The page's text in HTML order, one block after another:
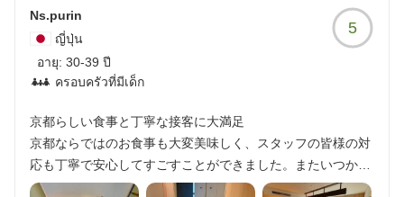
またお帰りいただけます日を、スタッフ一同心よりお待
ち申し上げております。
ピタリティ溢れるサービスありがとうございました」と
のお言葉は、私どもにとりまして何よりの励みでござい
ます。
寛ぎいただき、思い出に残るひとときをお過ごしいただ
けますよう、一人ひとりに寄り添ったおもてなしに努め
てまいります。
Ns.purin
ญี่ปุ่น
อายุ: 30-39 ปี
ครอบครัวที่มีเด็ก
5
京都らしい食事と丁寧な接客に大満足
京都ならではのお食事も大変美味しく、スタッフの皆様の対
応も丁寧で安心してすごすことができました。またいつかお
泊まりさせていただきたいです。